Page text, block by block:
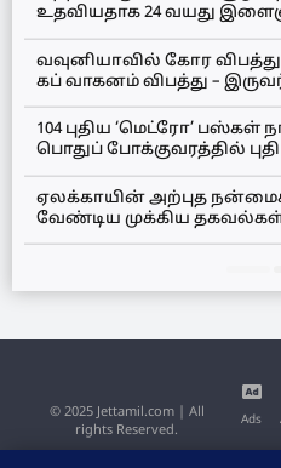
உதவியதாக 24 வயது
வவுனியாவில் கோர
கப் வாகனம் விபத்து – இருவர்
104 புதிய ‘மெட்ரோ’
பொதுப் போக்குவரத்தில்
ஏலக்காயின் அற்புத
வேண்டிய முக்கிய
Ads
© 2025 Jettamil.com | All
rights Reserved.